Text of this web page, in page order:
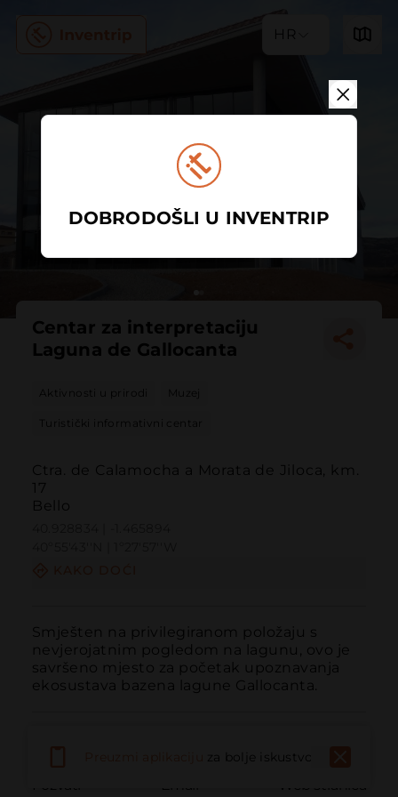
HR
Centar za interpretaciju
Laguna de Gallocanta
Aktivnosti u prirodi Muzej
Turistički informativni centar
Ctra. de Calamocha a Morata de Jiloca, km.
17
Bello
Smješten na privilegiranom položaju s
nevjerojatnim pogledom na lagunu, ovo je
savršeno mjesto za početak upoznavanja
ekosustava bazena lagune Gallocanta.
Pozvati Email Web stranica
za bolje iskustvo
DOBRODOŠLI U INVENTRIP